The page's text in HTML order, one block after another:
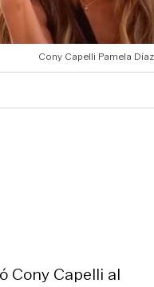
Cony Capelli Pamela Díaz
Cony Capelli al